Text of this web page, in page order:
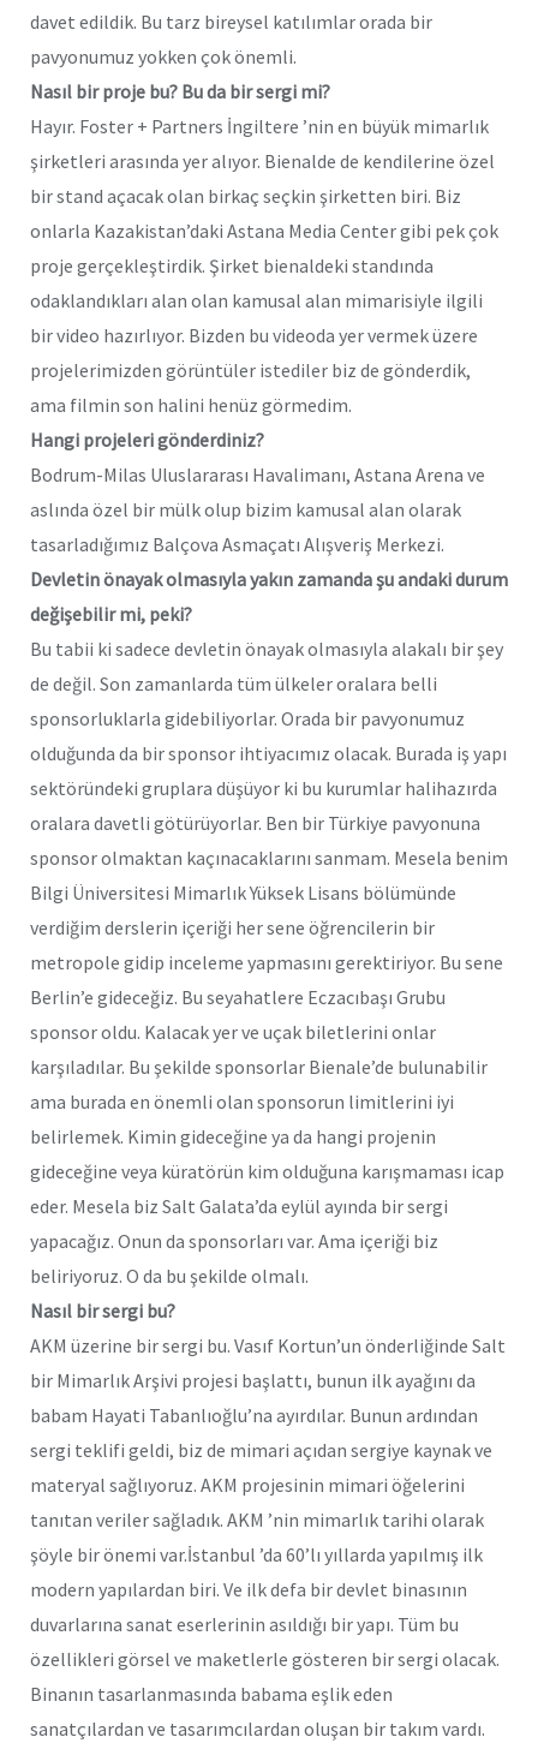
davet edildik. Bu tarz bireysel katılımlar orada bir
pavyonumuz yokken çok önemli.
Nasıl bir proje bu? Bu da bir sergi mi?
Hayır. Foster + Partners İngiltere ’nin en büyük mimarlık
şirketleri arasında yer alıyor. Bienalde de kendilerine özel
bir stand açacak olan birkaç seçkin şirketten biri. Biz
onlarla Kazakistan’daki Astana Media Center gibi pek çok
proje gerçekleştirdik. Şirket bienaldeki standında
odaklandıkları alan olan kamusal alan mimarisiyle ilgili
bir video hazırlıyor. Bizden bu videoda yer vermek üzere
projelerimizden görüntüler istediler biz de gönderdik,
ama filmin son halini henüz görmedim.
Hangi projeleri gönderdiniz?
Bodrum-Milas Uluslararası Havalimanı, Astana Arena ve
aslında özel bir mülk olup bizim kamusal alan olarak
tasarladığımız Balçova Asmaçatı Alışveriş Merkezi.
Devletin önayak olmasıyla yakın zamanda şu andaki durum
değişebilir mi, peki?
Bu tabii ki sadece devletin önayak olmasıyla alakalı bir şey
de değil. Son zamanlarda tüm ülkeler oralara belli
sponsorluklarla gidebiliyorlar. Orada bir pavyonumuz
olduğunda da bir sponsor ihtiyacımız olacak. Burada iş yapı
sektöründeki gruplara düşüyor ki bu kurumlar halihazırda
oralara davetli götürüyorlar. Ben bir Türkiye pavyonuna
sponsor olmaktan kaçınacaklarını sanmam. Mesela benim
Bilgi Üniversitesi Mimarlık Yüksek Lisans bölümünde
verdiğim derslerin içeriği her sene öğrencilerin bir
metropole gidip inceleme yapmasını gerektiriyor. Bu sene
Berlin’e gideceğiz. Bu seyahatlere Eczacıbaşı Grubu
sponsor oldu. Kalacak yer ve uçak biletlerini onlar
karşıladılar. Bu şekilde sponsorlar Bienale’de bulunabilir
ama burada en önemli olan sponsorun limitlerini iyi
belirlemek. Kimin gideceğine ya da hangi projenin
gideceğine veya küratörün kim olduğuna karışmaması icap
eder. Mesela biz Salt Galata’da eylül ayında bir sergi
yapacağız. Onun da sponsorları var. Ama içeriği biz
beliriyoruz. O da bu şekilde olmalı.
Nasıl bir sergi bu?
AKM üzerine bir sergi bu. Vasıf Kortun’un önderliğinde Salt
bir Mimarlık Arşivi projesi başlattı, bunun ilk ayağını da
babam Hayati Tabanlıoğlu’na ayırdılar. Bunun ardından
sergi teklifi geldi, biz de mimari açıdan sergiye kaynak ve
materyal sağlıyoruz. AKM projesinin mimari öğelerini
tanıtan veriler sağladık. AKM ’nin mimarlık tarihi olarak
şöyle bir önemi var.İstanbul ’da 60’lı yıllarda yapılmış ilk
modern yapılardan biri. Ve ilk defa bir devlet binasının
duvarlarına sanat eserlerinin asıldığı bir yapı. Tüm bu
özellikleri görsel ve maketlerle gösteren bir sergi olacak.
Binanın tasarlanmasında babama eşlik eden
sanatçılardan ve tasarımcılardan oluşan bir takım vardı.